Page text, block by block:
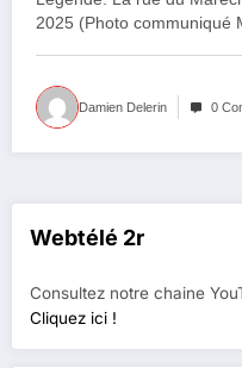
2025 (Photo communiqué
Damien Delerin 0
Webtélé 2r
Consultez notre chaine
Cliquez ici !